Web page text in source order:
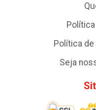
Política de
Seja